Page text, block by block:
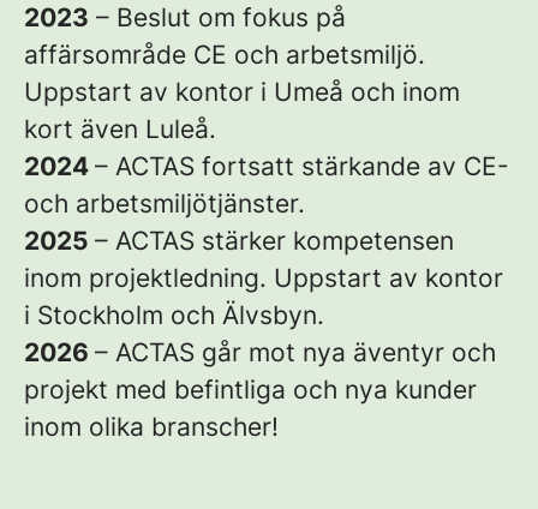
2023 – Beslut om fokus på
affärsområde CE och arbetsmiljö.
Uppstart av kontor i Umeå och inom
kort även Luleå.
2024 – ACTAS fortsatt stärkande av CE-
och arbetsmiljötjänster.
2025 – ACTAS stärker kompetensen
inom projektledning. Uppstart av kontor
i Stockholm och Älvsbyn.
2026 – ACTAS går mot nya äventyr och
projekt med befintliga och nya kunder
inom olika branscher!